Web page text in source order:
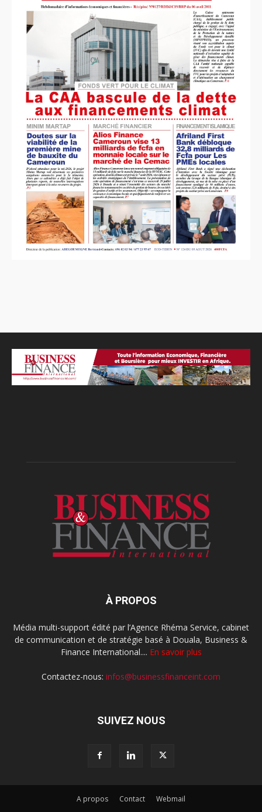
À PROPOS
Média multi-support édité par l’Agence Rhéma Service, cabinet
de communication et de stratégie basé à Douala, Business &
Finance International.... En savoir plus
Contactez-nous: infos@businessfinanceint.com
SUIVEZ NOUS
A propos Contact Webmail